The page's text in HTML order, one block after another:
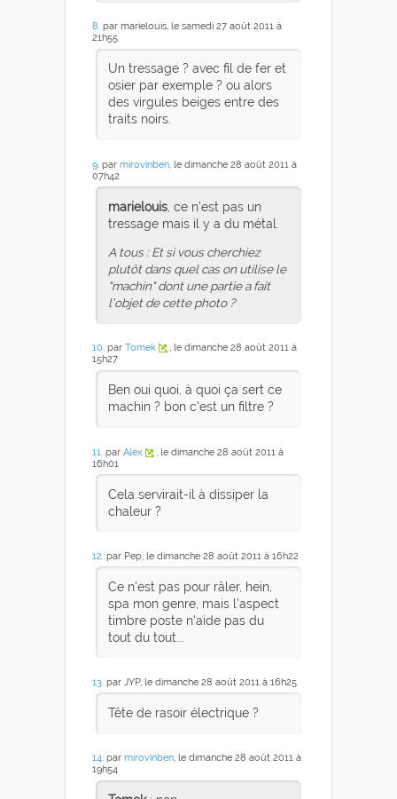
8. par marielouis, le samedi 27 août 2011 à
21h55
Un tressage ? avec fil de fer et
osier par exemple ? ou alors
des virgules beiges entre des
traits noirs.
9 . par mirovinben , le dimanche 28 août 2011 à
07h42
marielouis, ce n’est pas un
tressage mais il y a du métal.
A tous : Et si vous cherchiez
plutôt dans quel cas on utilise le
"machin" dont une partie a fait
l’objet de cette photo ?
10. par Tomek
, le dimanche 28 août 2011 à
15h27
Ben oui quoi, à quoi ça sert ce
machin ? bon c'est un filtre ?
11 . par Alex
, le dimanche 28 août 2011 à
16h01
Cela servirait-il à dissiper la
chaleur ?
12. par Pep, le dimanche 28 août 2011 à 16h22
Ce n'est pas pour râler, hein,
spa mon genre, mais l'aspect
timbre poste n'aide pas du
tout du tout...
13. par JYP, le dimanche 28 août 2011 à 16h25
Tête de rasoir électrique ?
14. par mirovinben, le dimanche 28 août 2011 à
19h54